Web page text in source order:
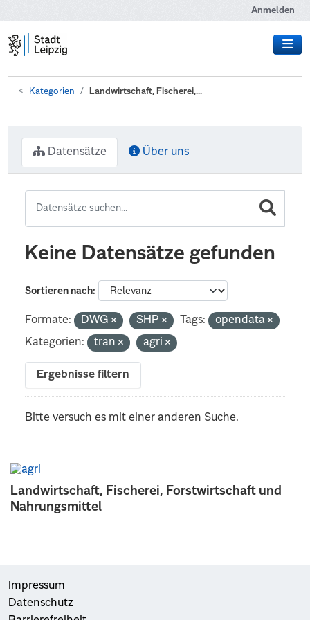
Anmelden
Kategorien Landwirtschaft, Fischerei,...
Landwirtschaft, Fischerei, Forstwirtschaft und
Nahrungsmittel
Datensätze Über uns
Keine Datensätze gefunden
Sortieren nach
Formate: DWG SHP Tags:
opendata
Kategorien:
tran agri
Ergebnisse filtern
Bitte versuch es mit einer anderen Suche.
Impressum
Datenschutz